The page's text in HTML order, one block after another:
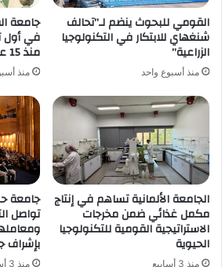
القومي للبحوث ينضم لـ”تحالف
شنغهاي للابتكار في التكنولوجيا
الزراعية”
منذ أسبوع واحد
جامعة
في أول
منذ 15 عام
منذ
الجامعة الألمانية تساهم في إنتاج
مكمل غذائي ضمن مخرجات
الاستراتيجية القومية للتكنولوجيا
الحيوية
منذ 3 أسابيع
جامعة
تواصل
بإشراف
منذ 3 أسابيع